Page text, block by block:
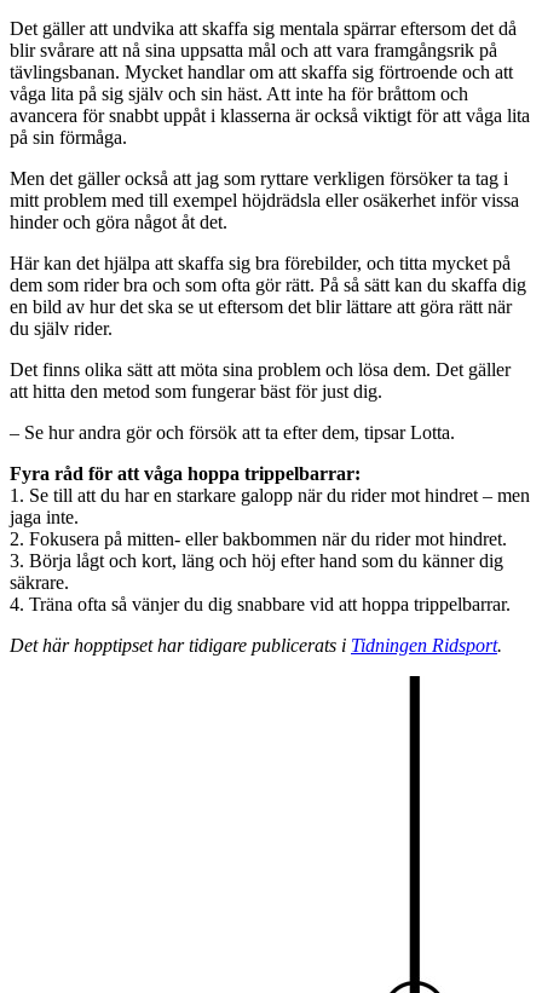
Det gäller att undvika att skaffa sig mentala spärrar eftersom det då
blir svårare att nå sina uppsatta mål och att vara framgångsrik på
tävlingsbanan. Mycket handlar om att skaffa sig förtroende och att
våga lita på sig själv och sin häst. Att inte ha för bråttom och
avancera för snabbt uppåt i klasserna är också viktigt för att våga lita
på sin förmåga.
Men det gäller också att jag som ryttare verkligen försöker ta tag i
mitt problem med till exempel höjdrädsla eller osäkerhet inför vissa
hinder och göra något åt det.
Här kan det hjälpa att skaffa sig bra förebilder, och titta mycket på
dem som rider bra och som ofta gör rätt. På så sätt kan du skaffa dig
en bild av hur det ska se ut eftersom det blir lättare att göra rätt när
du själv rider.
Det finns olika sätt att möta sina problem och lösa dem. Det gäller
att hitta den metod som fungerar bäst för just dig.
– Se hur andra gör och försök att ta efter dem, tipsar Lotta.
Fyra råd för att våga hoppa trippelbarrar:
1. Se till att du har en starkare galopp när du rider mot hindret – men
jaga inte.
2. Fokusera på mitten- eller bakbommen när du rider mot hindret.
3. Börja lågt och kort, läng och höj efter hand som du känner dig
säkrare.
4. Träna ofta så vänjer du dig snabbare vid att hoppa trippelbarrar.
Det här hopptipset har tidigare publicerats i Tidningen Ridsport.